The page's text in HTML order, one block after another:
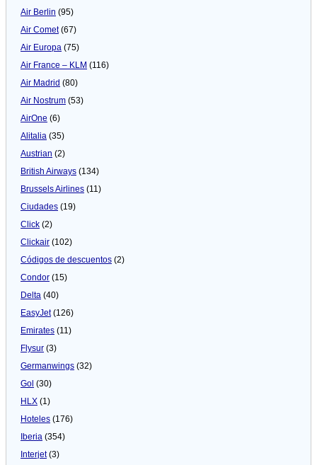
Air Berlin (95)
Air Comet(67)
Air Europa (75)
Air France – KLM (116)
Air Madrid (80)
Air Nostrum (53)
AirOne (6)
Alitalia (35)
Austrian (2)
British Airways (134)
Brussels Airlines (11)
Ciudades (19)
Click (2)
Clickair (102)
Códigos de descuentos (2)
Condor (15)
Delta (40)
EasyJet(126)
Emirates (11)
Flysur (3)
Germanwings (32)
Gol (30)
HLX (1)
Hoteles (176)
Iberia (354)
Interjet(3)